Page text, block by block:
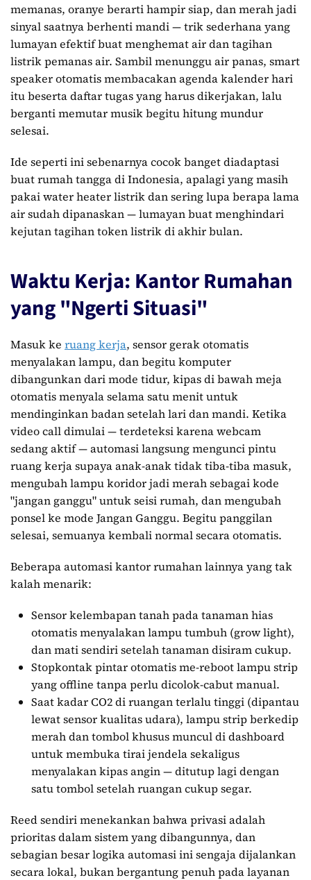
memanas, oranye berarti hampir siap, dan merah jadi
sinyal saatnya berhenti mandi — trik sederhana yang
lumayan efektif buat menghemat air dan tagihan
listrik pemanas air. Sambil menunggu air panas, smart
speaker otomatis membacakan agenda kalender hari
itu beserta daftar tugas yang harus dikerjakan, lalu
berganti memutar musik begitu hitung mundur
selesai.
Ide seperti ini sebenarnya cocok banget diadaptasi
buat rumah tangga di Indonesia, apalagi yang masih
pakai water heater listrik dan sering lupa berapa lama
air sudah dipanaskan — lumayan buat menghindari
kejutan tagihan token listrik di akhir bulan.
Waktu Kerja: Kantor Rumahan
yang "Ngerti Situasi"
Masuk ke ruang kerja, sensor gerak otomatis
menyalakan lampu, dan begitu komputer
dibangunkan dari mode tidur, kipas di bawah meja
otomatis menyala selama satu menit untuk
mendinginkan badan setelah lari dan mandi. Ketika
video call dimulai — terdeteksi karena webcam
sedang aktif — automasi langsung mengunci pintu
ruang kerja supaya anak-anak tidak tiba-tiba masuk,
mengubah lampu koridor jadi merah sebagai kode
"jangan ganggu" untuk seisi rumah, dan mengubah
ponsel ke mode Jangan Ganggu. Begitu panggilan
selesai, semuanya kembali normal secara otomatis.
Beberapa automasi kantor rumahan lainnya yang tak
kalah menarik:
Sensor kelembapan tanah pada tanaman hias
otomatis menyalakan lampu tumbuh (grow light),
dan mati sendiri setelah tanaman disiram cukup.
Stopkontak pintar otomatis me-reboot lampu strip
yang offline tanpa perlu dicolok-cabut manual.
Saat kadar CO2 di ruangan terlalu tinggi (dipantau
lewat sensor kualitas udara), lampu strip berkedip
merah dan tombol khusus muncul di dashboard
untuk membuka tirai jendela sekaligus
menyalakan kipas angin — ditutup lagi dengan
satu tombol setelah ruangan cukup segar.
Reed sendiri menekankan bahwa privasi adalah
prioritas dalam sistem yang dibangunnya, dan
sebagian besar logika automasi ini sengaja dijalankan
secara lokal, bukan bergantung penuh pada layanan